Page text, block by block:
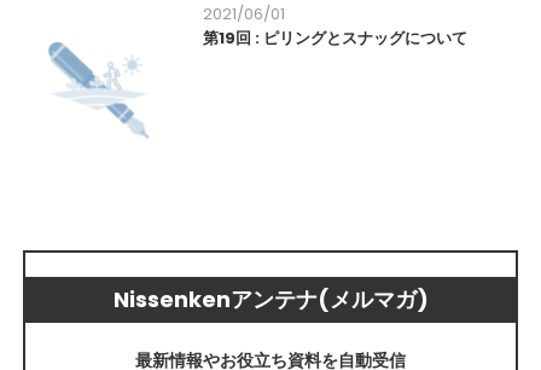
2021/06/01
第19回 : ピリングとスナッグについて
Nissenkenアンテナ(メルマガ)
最新情報やお役立ち資料を自動受信